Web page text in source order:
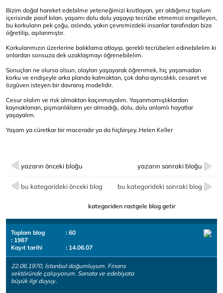
Bizim doğal hareket edebilme yeteneğimizi kısıtlayan, yer aldığımız toplum
içerisinde pasif kılan, yaşamı dolu dolu yaşayıp tecrübe etmemizi engelleyen,
bu korkuların pek çoğu, aslında, yakın çevremizdeki insanlar tarafından bize
öğretilip, aşılanmıştır.
Korkularımızın üzerlerine balıklama atlayıp, gerekli tecrübeleri edinebilelim ki
onlardan sonsuza dek uzaklaşmayı öğrenebilelim.
Sonuçları ne olursa olsun, olayları yaşayarak öğrenmek, hiç yaşamadan
korku ve endişeyle arka planda kalmaktan, çok daha ayrıcalıklı, cesaret ve
özgüven isteyen bir davranış modelidir.
Cesur olalım ve risk almaktan kaçınmayalım. Yaşanmamışlıklardan
kaynaklanan, pişmanlıkların yer almadığı, dolu, dolu anlamlı hayatlar
yaşayalım.
Yaşam ya cüretkar bir maceradır ya da hiçbirşey..Helen Keller
yazarın önceki bloğu yazarın sonraki bloğu
bu kategorideki önceki blog bu kategorideki sonraki blog
kategoriden rastgele blog getir
Toplam blog
: 60
: 1987
Kayıt tarihi
: 14.06.07
22.06.1970, İstanbul doğumluyum. Finans
sektöründe çalışıyorum. Sanata ve edebiyata
büyük ilgi duyuy..